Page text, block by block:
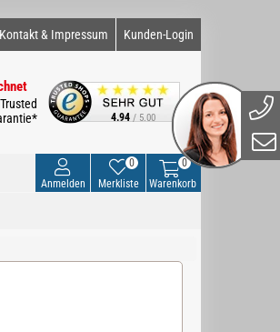
Kontakt & Impressum Kunden-Login
4.94 / 5.00
0
Warenkorb
Merkliste
0
Anmelden